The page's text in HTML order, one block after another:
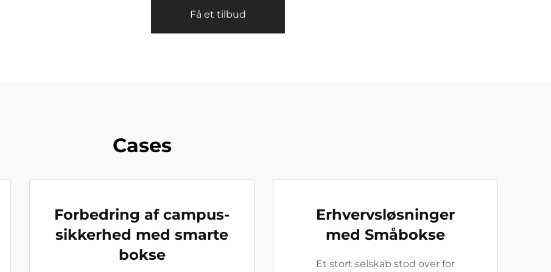
Få et tilbud
Cases
Forbedring af campus-
sikkerhed med smarte
bokse
Erhvervsløsninger
med Småbokse
Et stort selskab stod over for